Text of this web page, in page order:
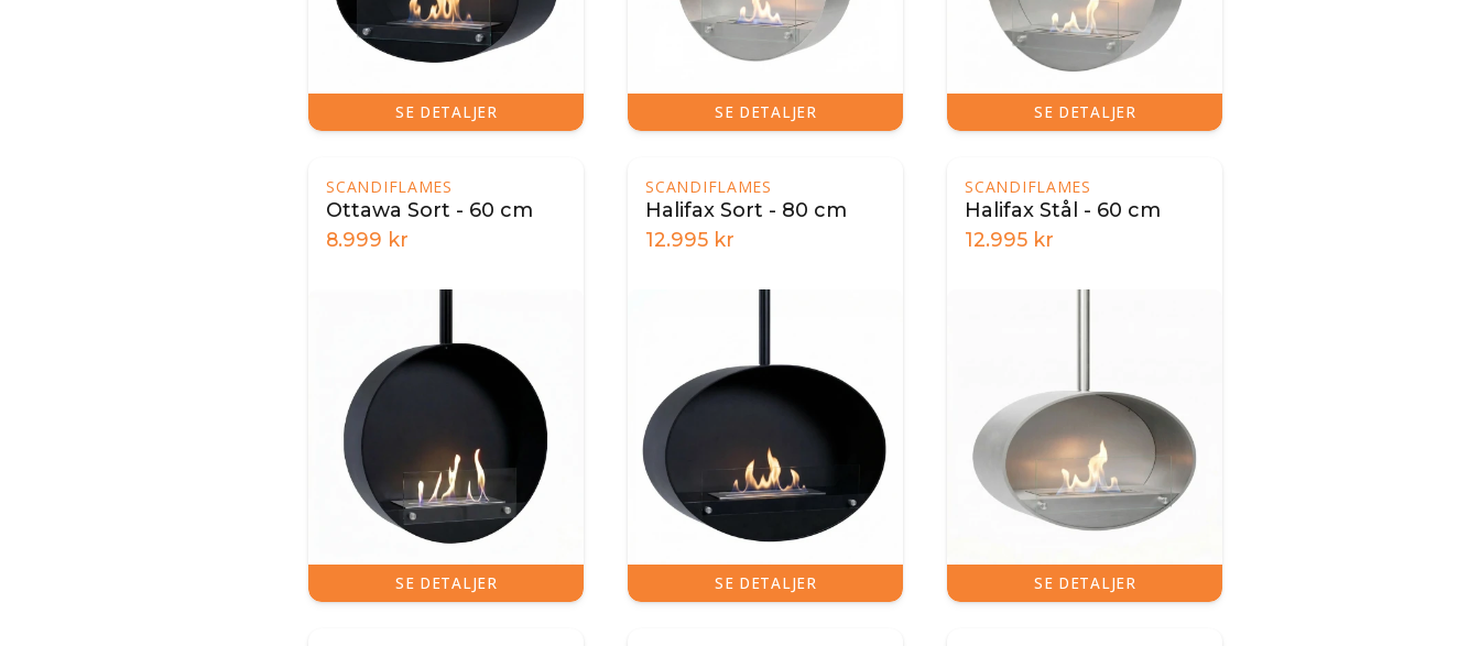
SE DETALJER SE DETALJER SE DETALJER
SCANDIFLAMES
Ottawa Sort - 60 cm
8.999 kr
SE DETALJER
SCANDIFLAMES
Halifax Sort - 80 cm
12.995 kr
SE DETALJER
SCANDIFLAMES
Halifax Stål - 60 cm
12.995 kr
SE DETALJER